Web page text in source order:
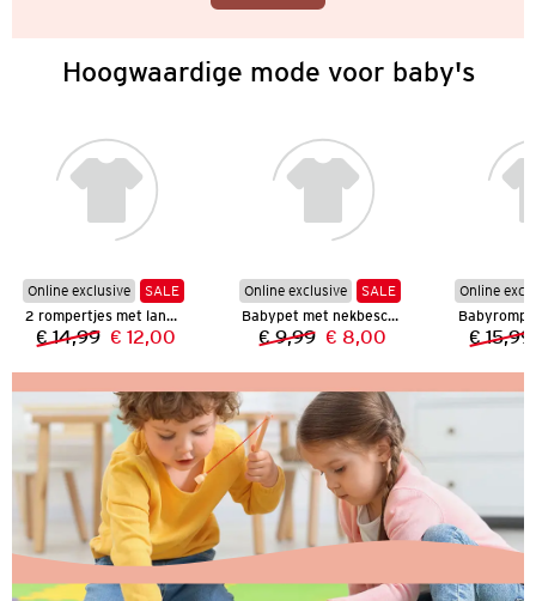
Hoogwaardige mode voor baby's
Online exclusive
SALE
2 rompertjes met lange mouwen
Vorige prijs:
€ 14,99 Nieuwe prijs:
€ 12,00
Online exclusive
SALE
Babypet met nekbescherming
Vorige prijs:
€ 9,99 Nieuwe prijs:
€ 8,00
Online
€ 15,99